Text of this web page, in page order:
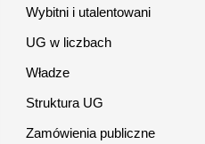
Wybitni i utalentowani
UG w liczbach
Władze
Struktura UG
Zamówienia publiczne